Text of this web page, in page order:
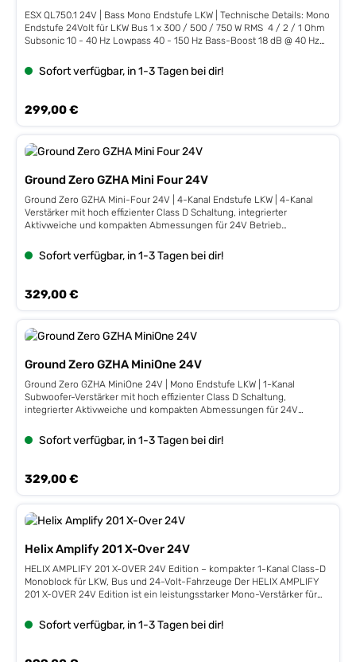
EinschaltfunktionStart/Stopp ReadyMOSFET-PWM-Netzteil3-fach
SchutzschaltungKompakte Basspegel-Fernbedienung Technische
Daten: 4-Kanal Class D Digital Verstärker 4 x 100/170 Watt RMS 4/2 Ω 2
x 340 Watt RMS 4 Ω gebrückt HPF 50-5000 Hz (CH1/2) HPF 10-500 Hz
Boost 0-12 dB Bandpass-Funktion Eingangswahlschalter
ESX QL750.1 24V | Bass Mono Endstufe LKW | Technische Details: Mono
Endstufe 24Volt für LKW Bus 1 x 300 / 500 / 750 W RMS 4 / 2 / 1 Ohm
Subsonic 10 - 40 Hz Lowpass 40 - 150 Hz Bass-Boost 18 dB @ 40 Hz
High Level Inputs mit EPS Auto Turn-On Wirkungsgrad 92% Maße: 120
x 43 x 226mm
Sofort verfügbar, in 1-3 Tagen bei dir!
Regulärer Preis:
299,00 €
Ground Zero GZHA Mini Four 24V
Ground Zero GZHA Mini-Four 24V | 4-Kanal Endstufe LKW | 4-Kanal
Verstärker mit hoch effizienter Class D Schaltung, integrierter
Aktivweiche und kompakten Abmessungen für 24V Betrieb
Maße: 210 x 135 x 52mm Kompakter 4-Kanal Verstärker Bauteile in
SMD-Technik Class D Technologie Variable Aktivweiche und Bass
dimensionierte Anschlüsse Kompakter Kühlkörper mit graviertem
Sofort verfügbar, in 1-3 Tagen bei dir!
Regulärer Preis:
329,00 €
Ground Zero GZHA MiniOne 24V
Ground Zero GZHA MiniOne 24V | Mono Endstufe LKW | 1-Kanal
Subwoofer-Verstärker mit hoch effizienter Class D Schaltung,
integrierter Aktivweiche und kompakten Abmessungen für 24V
1 x 1000 WRMS 1 ohm Maße: 322 x 135 x 52mm Kompakter Mono
Verstärker Bauteile in SMD-Technik Class D Technologie Variable
(Verbindung zweier Verstärker) Stabilisiertes Netzteil Großzügig
dimensionierte Anschlüsse Kompakter Kühlkörper mit graviertem
Ground Zero Schriftzug Pegel-Fernbedienung im Lieferumfang
Hochpegel-Eingang mit Auto-On Funktion
Sofort verfügbar, in 1-3 Tagen bei dir!
Regulärer Preis:
329,00 €
Helix Amplify 201 X-Over 24V
HELIX AMPLIFY 201 X-OVER 24V Edition – kompakter 1-Kanal Class-D
Monoblock für LKW, Bus und 24-Volt-Fahrzeuge Der HELIX AMPLIFY
201 X-OVER 24V Edition ist ein leistungsstarker Mono-Verstärker für
750 Watt RMS an 1 Ohm bietet der kompakte Monoblock ausreichend
Leistung für druckvolle, dynamische Basslösungen in LKW, Bussen,
Technologie sorgt für einen hohen Wirkungsgrad, geringe
Sofort verfügbar, in 1-3 Tagen bei dir!